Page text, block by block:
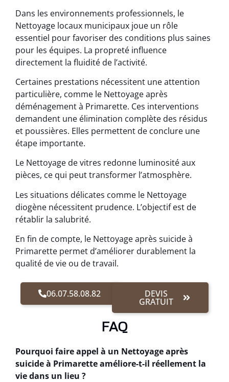
Dans les environnements professionnels, le
Nettoyage locaux municipaux joue un rôle
essentiel pour favoriser des conditions plus saines
pour les équipes. La propreté influence
directement la fluidité de l’activité.
Certaines prestations nécessitent une attention
particulière, comme le Nettoyage après
déménagement à Primarette. Ces interventions
demandent une élimination complète des résidus
et poussières. Elles permettent de conclure une
étape importante.
Le Nettoyage de vitres redonne luminosité aux
pièces, ce qui peut transformer l’atmosphère.
Les situations délicates comme le Nettoyage
diogène nécessitent prudence. L’objectif est de
rétablir la salubrité.
En fin de compte, le Nettoyage après suicide à
Primarette permet d’améliorer durablement la
qualité de vie ou de travail.
06.07.58.08.82 DEVIS
GRATUIT
FAQ
Pourquoi faire appel à un Nettoyage après
suicide à Primarette améliore-t-il réellement la
vie dans un lieu ?